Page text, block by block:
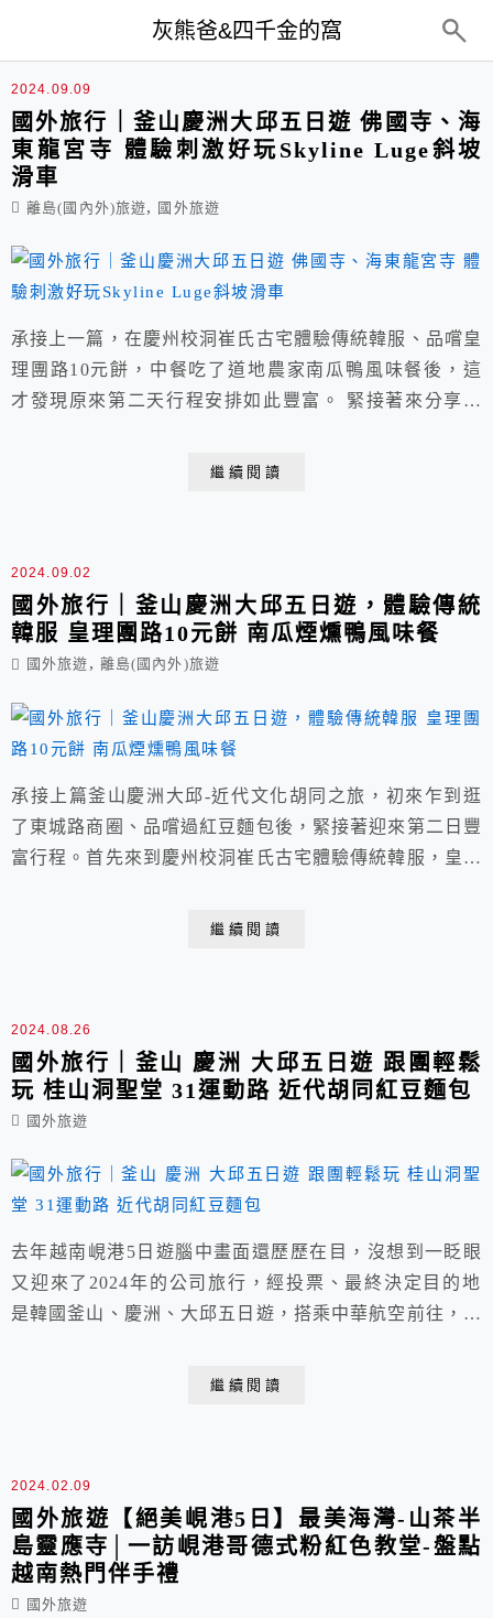
灰熊爸&四千金的窩
國外旅遊
2024.09.09
國外旅行｜釜山慶洲大邱五日遊 佛國寺、海
東龍宮寺 體驗刺激好玩Skyline Luge斜坡
滑車
離島(國內外)旅遊, 國外旅遊
承接上一篇，在慶州校洞崔氏古宅體驗傳統韓服、品嚐皇
理團路10元餅，中餐吃了道地農家南瓜鴨風味餐後，這
才發現原來第二天行程安排如此豐富。 緊接著來分享下
壯闊海東龍宮寺，以及刺激好玩Skyline Luge斜坡滑車
繼續閱讀
2024.09.02
國外旅行｜釜山慶洲大邱五日遊，體驗傳統
韓服 皇理團路10元餅 南瓜煙燻鴨風味餐
國外旅遊 , 離島(國內外)旅遊
承接上篇釜山慶洲大邱-近代文化胡同之旅，初來乍到逛
了東城路商圈、品嚐過紅豆麵包後，緊接著迎來第二日豐
富行程。首先來到慶州校洞崔氏古宅體驗傳統韓服，皇理
與各款特色商店林立，新舊復古氛圍深受時下年輕人喜
繼續閱讀
2024.08.26
國外旅行｜釜山 慶洲 大邱五日遊 跟團輕鬆
玩 桂山洞聖堂 31運動路 近代胡同紅豆麵包
國外旅遊
去年越南峴港5日遊腦中畫面還歷歷在目，沒想到一眨眼
又迎來了2024年的公司旅行，經投票、最終決定目的地
是韓國釜山、慶洲、大邱五日遊，搭乘中華航空前往，僅
夜景、觀賞塗鴉秀、金海鐵道自行車，松島覽車、最新天
繼續閱讀
2024.02.09
國外旅遊【絕美峴港5日】最美海灣-山茶半
島靈應寺│一訪峴港哥德式粉紅色教堂-盤點
越南熱門伴手禮
國外旅遊